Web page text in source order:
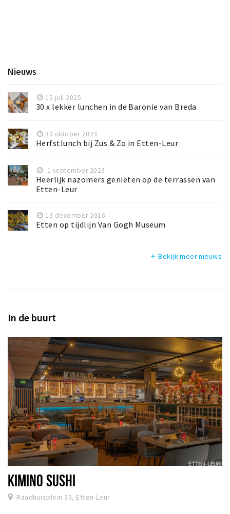
Nieuws
15 juli 2025
30 x lekker lunchen in de Baronie van Breda
30 oktober 2023
Herfstlunch bij Zus & Zo in Etten-Leur
1 september 2023
Heerlijk nazomers genieten op de terrassen van
Etten-Leur
13 december 2016
Etten op tijdlijn Van Gogh Museum
add Bekijk meer nieuws
In de buurt
KIMINO SUSHI
Raadhuisplein 33, Etten-Leur